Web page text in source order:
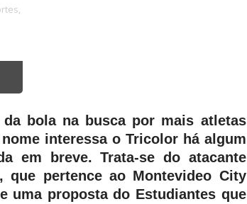
bola na busca por mais atletas
interessa o Tricolor há algum
em breve. Trata-se do atacante
que pertence ao Montevideo City
uma proposta do Estudiantes que